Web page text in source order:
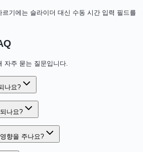
기에는 슬라이더 대신 수동 시간 입력 필드를
자주 묻는 질문입니다.
나요?
나요?
향을 주나요?